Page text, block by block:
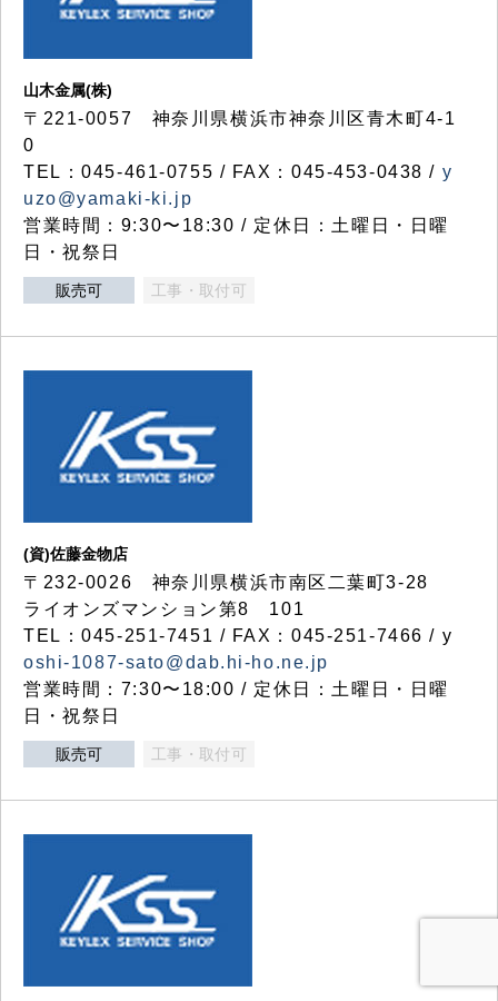
山木金属(株)
〒221-0057 神奈川県横浜市神奈川区青木町4-1
0
TEL：045-461-0755 / FAX：045-453-0438 / y
uzo@yamaki-ki.jp
営業時間：9:30〜18:30 / 定休日：土曜日・日曜
日・祝祭日
販売可 工事・取付可
(資)佐藤金物店
〒232-0026 神奈川県横浜市南区二葉町3-28
ライオンズマンション第8 101
TEL：045-251-7451 / FAX：045-251-7466 / y
oshi-1087-sato@dab.hi-ho.ne.jp
営業時間：7:30〜18:00 / 定休日：土曜日・日曜
日・祝祭日
販売可 工事・取付可